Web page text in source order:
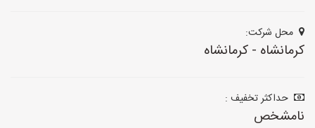
محل شرکت:
کرمانشاه - کرمانشاه
حداکثر تخفیف :
نامشخص